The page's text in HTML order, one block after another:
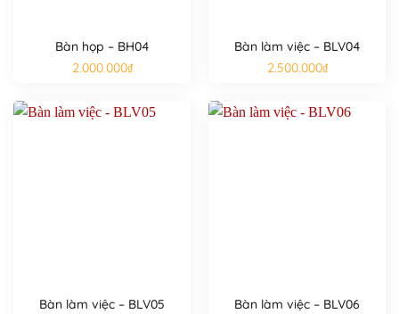
Bàn họp – BH04
2.000.000₫
Bàn làm việc – BLV04
2.500.000₫
Bàn làm việc – BLV05
Bàn làm việc – BLV06